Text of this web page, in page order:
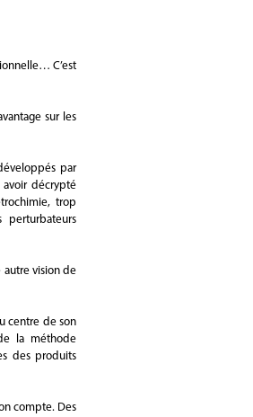
C’est
sur les
par
avoir décrypté
trop
autre vision de
centre de son
la méthode
des produits
compte. Des